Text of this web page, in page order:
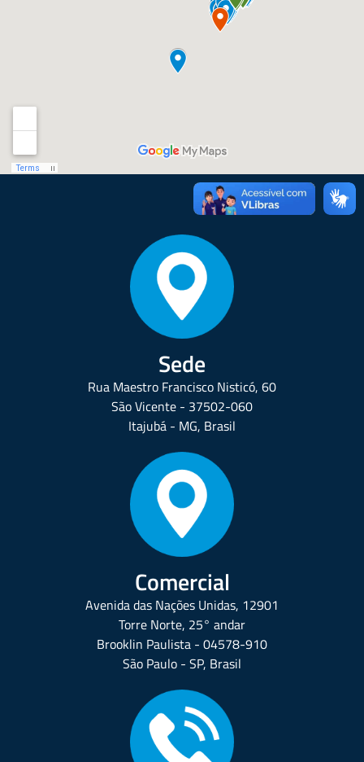
Sede
Rua Maestro Francisco Nisticó, 60
São Vicente - 37502-060
Itajubá - MG, Brasil
Comercial
Avenida das Nações Unidas, 12901
Torre Norte, 25° andar
Brooklin Paulista - 04578-910
São Paulo - SP, Brasil